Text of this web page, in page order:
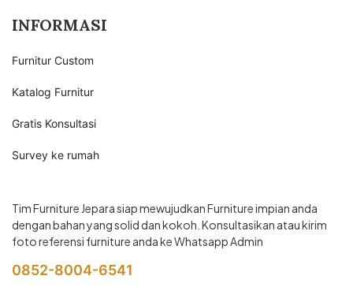
INFORMASI
Furnitur Custom
Katalog Furnitur
Gratis Konsultasi
Survey ke rumah
Tim Furniture Jepara siap mewujudkan Furniture impian anda
dengan bahan yang solid dan kokoh. Konsultasikan atau kirim
foto referensi furniture anda ke Whatsapp Admin
0852-8004-6541